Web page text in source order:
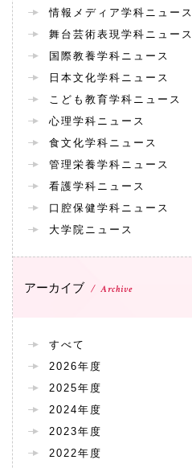
進路・就職
国際交流
産学連携
入試情報
交通アクセス
情報メディア学科ニュース
舞台芸術表現学科ニュース
国際教養学科ニュース
日本文化学科ニュース
こども教育学科ニュース
心理学科ニュース
食文化学科ニュース
管理栄養学科ニュース
看護学科ニュース
口腔保健学科ニュース
大学院ニュース
アーカイブ Archive
すべて
2026年度
2025年度
2024年度
2023年度
2022年度